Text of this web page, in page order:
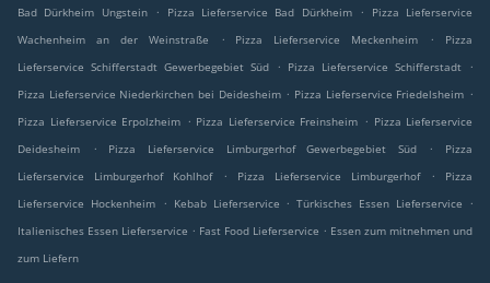
Bad Dürkheim Ungstein
. Pizza Lieferservice Bad Dürkheim .
Pizza Lieferservice
Wachenheim an der Weinstraße
. Pizza Lieferservice Meckenheim .
Pizza
Lieferservice Schifferstadt Gewerbegebiet Süd
. Pizza Lieferservice Schifferstadt
.
Pizza Lieferservice Niederkirchen bei Deidesheim . Pizza Lieferservice Friedelsheim .
Pizza Lieferservice Erpolzheim . Pizza Lieferservice Freinsheim . Pizza Lieferservice
Deidesheim
. Pizza Lieferservice Limburgerhof Gewerbegebiet Süd .
Pizza
Lieferservice Limburgerhof Kohlhof
. Pizza Lieferservice Limburgerhof .
Pizza
Lieferservice Hockenheim
. Kebab Lieferservice . Türkisches Essen Lieferservice
.
Italienisches Essen Lieferservice . Fast Food Lieferservice . Essen zum mitnehmen und
zum Liefern